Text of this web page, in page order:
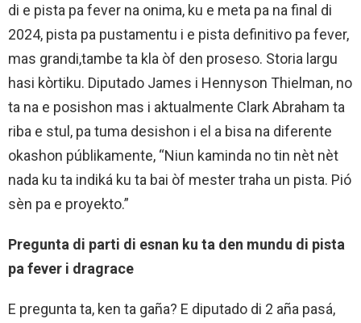
di e pista pa fever na onima, ku e meta pa na final di
2024, pista pa pustamentu i e pista definitivo pa fever,
mas grandi,tambe ta kla òf den proseso. Storia largu
hasi kòrtiku. Diputado James i Hennyson Thielman, no
ta na e posishon mas i aktualmente Clark Abraham ta
riba e stul, pa tuma desishon i el a bisa na diferente
okashon públikamente, “Niun kaminda no tin nèt nèt
nada ku ta indiká ku ta bai òf mester traha un pista. Pió
sèn pa e proyekto.”
Pregunta di parti di esnan ku ta den mundu di pista
pa fever i dragrace
E pregunta ta, ken ta gaña? E diputado di 2 aña pasá,